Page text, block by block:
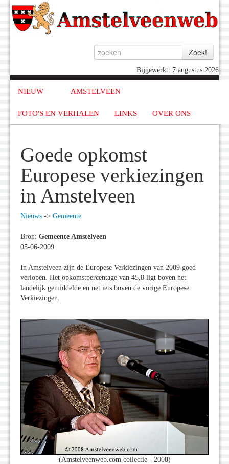
Bijgewerkt: 7 augustus 2026
NIEUW AMSTELVEEN
FOTO'S EN VERHALEN LINKS OVER ONS
Goede opkomst
Europese verkiezingen
in Amstelveen
Nieuws -> Gemeente
Bron: Gemeente Amstelveen
05-06-2009
In Amstelveen zijn de Europese Verkiezingen van 2009 goed
verlopen. Het opkomstpercentage van 45,8 ligt boven het
landelijk gemiddelde en net iets boven de vorige Europese
Verkiezingen.
(Amstelveenweb.com collectie - 2008)